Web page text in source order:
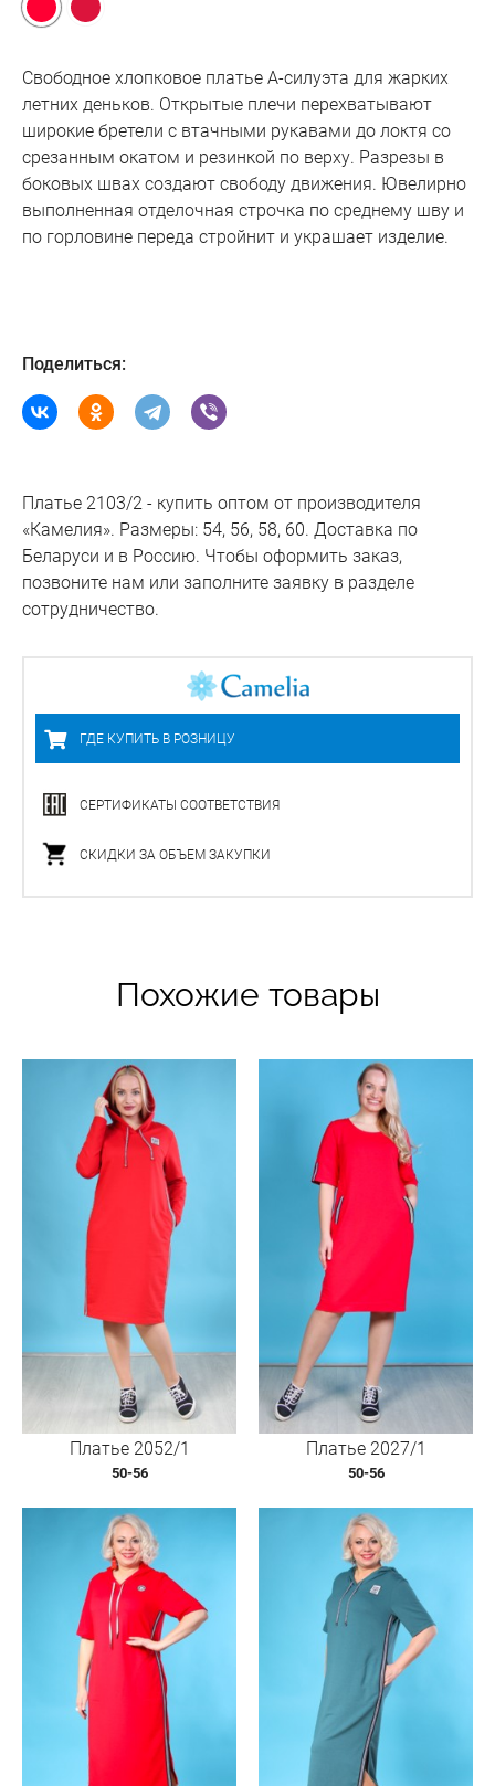
ГДЕ КУПИТЬ В РОЗНИЦУ
СЕРТИФИКАТЫ СООТВЕТСТВИЯ
СКИДКИ ЗА ОБЪЕМ ЗАКУПКИ
Свободное хлопковое платье А-силуэта для жарких
летних деньков. Открытые плечи перехватывают
широкие бретели с втачными рукавами до локтя со
срезанным окатом и резинкой по верху. Разрезы в
боковых швах создают свободу движения. Ювелирно
выполненная отделочная строчка по среднему шву и
по горловине переда стройнит и украшает изделие.
Поделиться:
Платье 2103/2 - купить оптом от производителя
«Камелия». Размеры: 54, 56, 58, 60. Доставка по
Беларуси и в Россию. Чтобы оформить заказ,
позвоните нам или заполните заявку в разделе
сотрудничество.
Похожие товары
Платье 2052/1
50-56
Платье 2027/1
50-56